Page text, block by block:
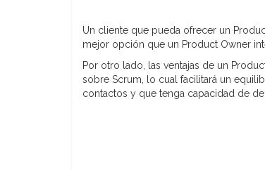
Un cliente que pueda ofrecer un
mejor opción que un Product Owner
Por otro lado, las ventajas de un
sobre Scrum, lo cual facilitará un
contactos y que tenga capacidad de